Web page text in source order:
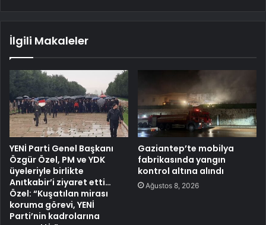
İlgili Makaleler
YENİ Parti Genel Başkanı
Özgür Özel, PM ve YDK
üyeleriyle birlikte
Anıtkabir’i ziyaret etti…
Özel: “Kuşatılan mirası
koruma görevi, YENİ
Parti’nin kadrolarına
Gaziantep’te mobilya
fabrikasında yangın
kontrol altına alındı
Ağustos 8, 2026